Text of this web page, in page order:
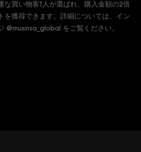
な買い物客1人が選ばれ、購入金額の2倍
を獲得できます。詳細については、イン
@musinsa_global をご覧ください。